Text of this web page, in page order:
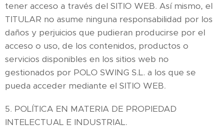
tener acceso a través del SITIO WEB. Así mismo, el
TITULAR no asume ninguna responsabilidad por los
daños y perjuicios que pudieran producirse por el
acceso o uso, de los contenidos, productos o
servicios disponibles en los sitios web no
gestionados por POLO SWING S.L. a los que se
pueda acceder mediante el SITIO WEB.
5. POLÍTICA EN MATERIA DE PROPIEDAD
INTELECTUAL E INDUSTRIAL.